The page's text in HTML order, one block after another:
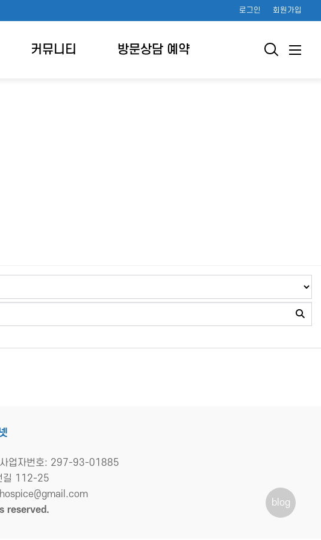
로그인 회원가입
커뮤니티 방문상담 예약
사업자번호: 297-93-01885
길 112-25
reserved.
blog